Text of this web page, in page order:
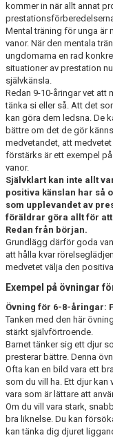
kommer in när allt annat
Mental träning för unga är
vanor. När den mentala
ungdomarna en rad
situationer av prestation
självkänsla.
Redan 9-10-åringar vet att
tänka si eller så. Att det
kan göra dem ledsna. De
bättre om det de gör
medvetandet, att
förstärks är ett exempel
vanor.
Självklart kan inte allt
positiva känslan har så
som upplevandet av
föräldrar göra allt för
Redan från början.
Grundlägg därför goda
att hålla kvar
medvetet välja den
Exempel på övningar
Övning för 6-8-åringar:
Tanken med den här
stärkt självförtroende.
Barnet tänker sig ett djur
presterar bättre. Denna
Ofta kan en bild vara ett
som du vill ha. Ett djur
vara som är lättare att
Om du vill vara stark,
bra liknelse. Du kan
kan tänka dig djuret